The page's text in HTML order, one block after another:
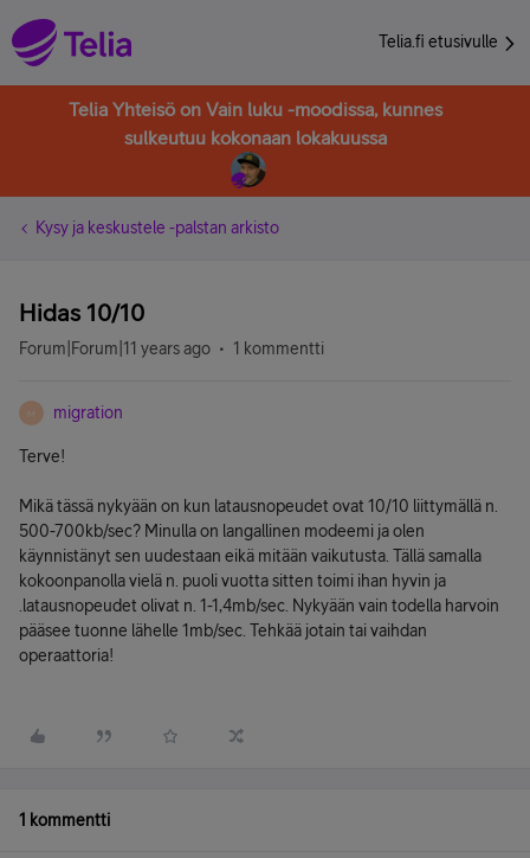
Telia.fi etusivulle
Telia Yhteisö on Vain luku -moodissa, kunnes
sulkeutuu kokonaan lokakuussa
Kysy ja keskustele -palstan arkisto
Hidas 10/10
Forum|Forum|11 years ago 1 kommentti
M migration
Terve!
Mikä tässä nykyään on kun latausnopeudet ovat 10/10 liittymällä n.
500-700kb/sec? Minulla on langallinen modeemi ja olen
käynnistänyt sen uudestaan eikä mitään vaikutusta. Tällä samalla
kokoonpanolla vielä n. puoli vuotta sitten toimi ihan hyvin ja
.latausnopeudet olivat n. 1-1,4mb/sec. Nykyään vain todella harvoin
pääsee tuonne lähelle 1mb/sec. Tehkää jotain tai vaihdan
operaattoria!
1 kommentti